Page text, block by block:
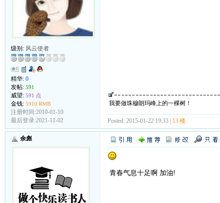
级别: 风云使者
精华: 0
发帖: 591
威望: 591 点
金钱: 5910 RMB
注册时间:2010-01-10
最后登录:2021-11-02
我要做珠穆朗玛峰上的一棵树！
Posted: 2015-01-22 19:33 | 13 楼
余彪
青春气息十足啊 加油!